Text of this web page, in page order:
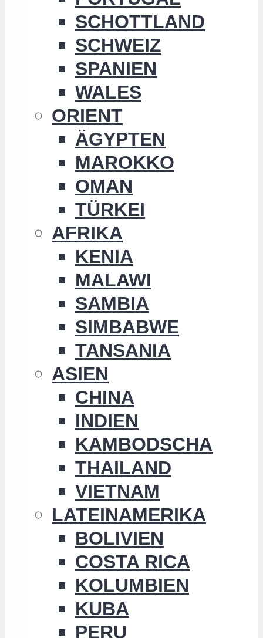
SCHOTTLAND
SCHWEIZ
SPANIEN
WALES
ORIENT
ÄGYPTEN
MAROKKO
OMAN
TÜRKEI
AFRIKA
KENIA
MALAWI
SAMBIA
SIMBABWE
TANSANIA
ASIEN
CHINA
INDIEN
KAMBODSCHA
THAILAND
VIETNAM
LATEINAMERIKA
BOLIVIEN
COSTA RICA
KOLUMBIEN
KUBA
PERU